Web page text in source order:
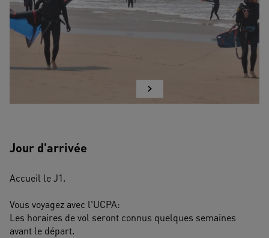
Jour d'arrivée
Accueil le J1.
Vous voyagez avec l'UCPA:
Les horaires de vol seront connus quelques semaines
avant le départ.